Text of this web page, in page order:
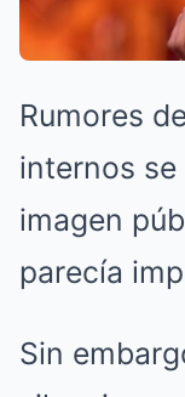
Rumores
internos
imagen
parecía
Sin